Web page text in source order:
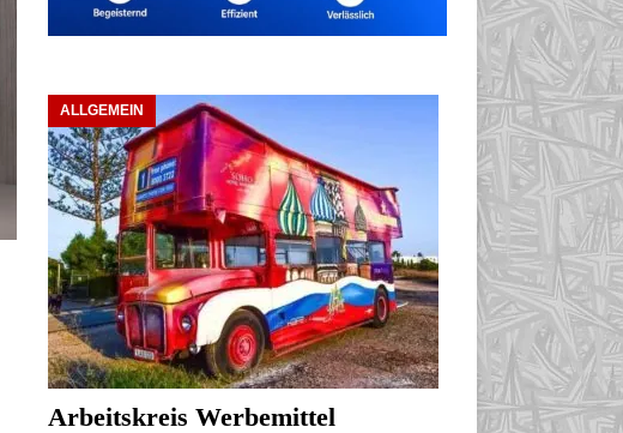
ALLGEMEIN
Arbeitskreis Werbemittel